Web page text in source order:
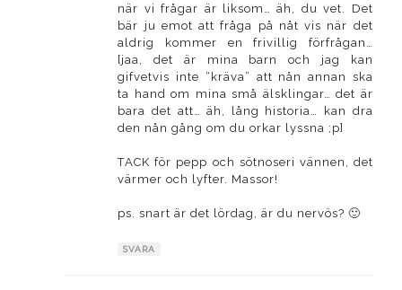
när vi frågar är liksom… äh, du vet. Det
bär ju emot att fråga på nåt vis när det
aldrig kommer en frivillig förfrågan…
[jaa, det är mina barn och jag kan
gifvetvis inte “kräva” att nån annan ska
ta hand om mina små älsklingar… det är
bara det att… äh, lång historia… kan dra
den nån gång om du orkar lyssna ;p]
TACK för pepp och sötnoseri vännen, det
värmer och lyfter. Massor!
ps. snart är det lördag, är du nervös? 🙂
SVARA